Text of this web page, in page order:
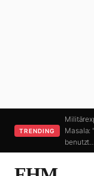
TRENDING
Masala:
benutzt…